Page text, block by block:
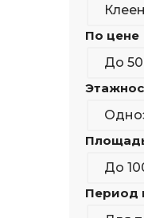
По цене
До
До
Период